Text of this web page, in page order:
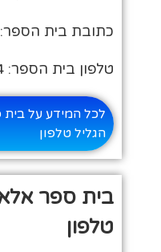
כתובת בית הספר:
טלפון בית הספר: 04-6555414
לכל המידע על בית
הגליל טלפון
בית ספר
טלפון